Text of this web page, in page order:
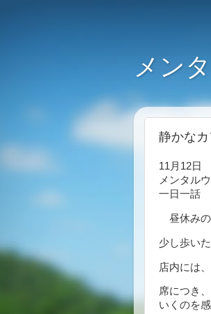
メン
静かなカ
11月12日
メンタル
一日一話
昼休みの
少し歩い
店内には
席につき
いくのを